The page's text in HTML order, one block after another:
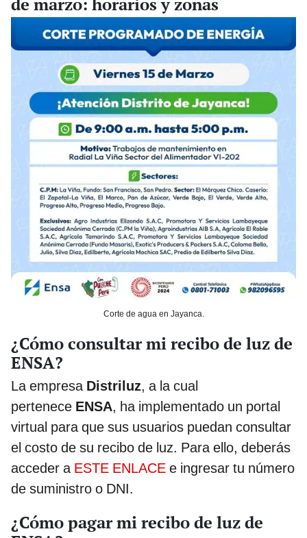
Corte de agua en Jayanca.
¿Cómo consultar mi recibo de luz de
ENSA?
La empresa Distriluz, a la cual
pertenece ENSA, ha implementado un portal
virtual para que sus usuarios puedan consultar
el costo de su recibo de luz. Para ello, deberás
acceder a ESTE ENLACE e ingresar tu número
de suministro o DNI.
¿Cómo pagar mi recibo de luz de